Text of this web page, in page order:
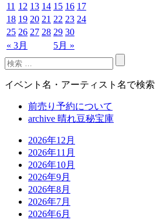
« 3月 5月 »
11 12 13 14 15 16 17
18 19 20 21 22 23 24
25 26 27 28 29 30
イベント名・アーティスト名で検索
前売り予約について
archive 晴れ豆秘宝庫
2026年12月
2026年11月
2026年10月
2026年9月
2026年8月
2026年7月
2026年6月